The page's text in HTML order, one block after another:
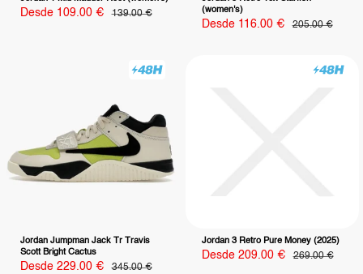
Precio
Desde 109.00 €
Precio
139.00 €
(women's)
Precio
Desde 116.00 €
Precio
205.00 €
Jordan Jumpman Jack Tr Travis
Scott Bright Cactus
Precio
Desde 229.00 €
Precio
345.00 €
Jordan 3 Retro Pure Money (2025)
Precio
Desde 209.00 €
Precio
269.00 €